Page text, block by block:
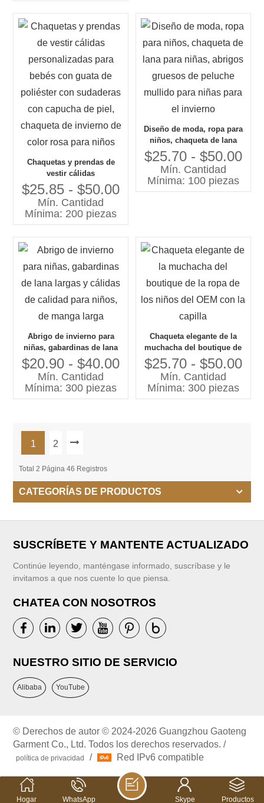
Chaquetas y prendas de
vestir cálidas
personalizadas para bebés
con guata de poliéster con
sudaderas con capucha de
piel, chaqueta de invierno
$25.85 - $50.00
Mín. Cantidad
Mínima: 200 piezas
Diseño de moda, ropa para
niños, chaqueta de lana
para niñas, abrigos gruesos
de peluche mullido para
niñas para el invierno
$25.70 - $50.00
Mín. Cantidad
Mínima: 100 piezas
Abrigo de invierno para
niñas, gabardinas de lana
largas y cálidas de calidad
para niños, de manga larga
$20.90 - $40.00
Mín. Cantidad
Mínima: 300 piezas
Chaqueta elegante de la
muchacha del boutique de
la ropa de los niños del
OEM con la capilla
$25.70 - $50.00
Mín. Cantidad
Mínima: 300 piezas
1 2
Total 2 Página 46 Registros
CATEGORÍAS DE PRODUCTOS
SUSCRÍBETE Y MANTENTE ACTUALIZADO
Continúe leyendo, manténgase informado, suscríbase y le
invitamos a que nos cuente lo que piensa.
CHATEA CON NOSOTROS
NUESTRO SITIO DE SERVICIO
Alibaba YouTube
© Derechos de autor © 2024-2026 Guangzhou Gaoteng
Garment Co., Ltd. Todos los derechos reservados. /
política de privacidad / Red IPv6 compatible
Hogar Productos
Skype
WhatsApp